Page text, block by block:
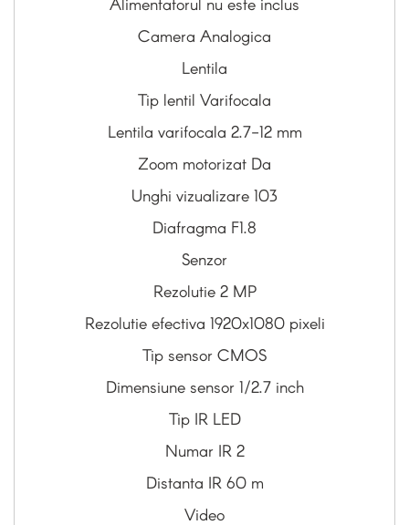
Camera Analogica
Lentila
Tip lentil Varifocala
Lentila varifocala 2.7-12 mm
Zoom motorizat Da
Unghi vizualizare 103
Diafragma F1.8
Senzor
Rezolutie 2 MP
Rezolutie efectiva 1920x1080 pixeli
Tip sensor CMOS
Dimensiune sensor 1/2.7 inch
Tip IR LED
Numar IR 2
Distanta IR 60 m
Video